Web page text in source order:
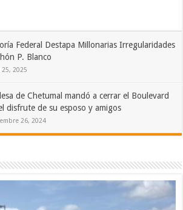
Federal Destapa Millonarias Irregularidades
P. Blanco
2025
de Chetumal mandó a cerrar el Boulevard
disfrute de su esposo y amigos
26, 2024